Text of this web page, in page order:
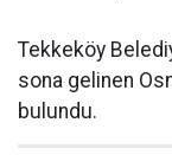
Tekkeköy
sona gelinen
bulundu.